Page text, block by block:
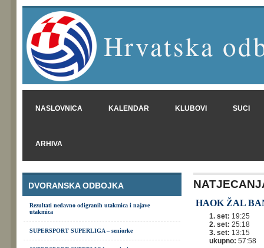
Hrvatska
NASLOVNICA KALENDAR KLUBOVI SUCI
ARHIVA
DVORANSKA ODBOJKA
Rezultati nedavno odigranih utakmica i najave
utakmica
SUPERSPORT SUPERLIGA – seniorke
HAOK ŽAL
1. set: 19:25
2. set: 25:18
3. set: 13:15
ukupno: 57:58